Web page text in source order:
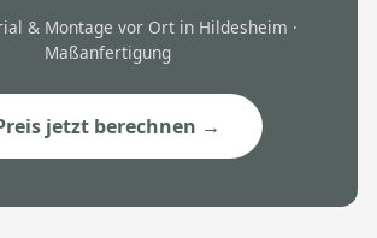
& Montage vor Ort in Hildesheim ·
Maßanfertigung
jetzt berechnen →